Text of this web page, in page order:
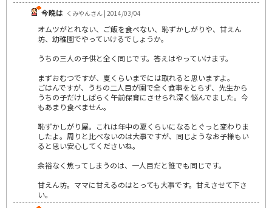
今晩は くみやんさん | 2014/03/04
オムツがとれない、ご飯を食べない、恥ずかしがりや、甘えん
坊、幼稚園でやっていけるでしょうか。
うちの三人の子供と全く同じです。答えはやっていけます。
まずおむつですが、夏くらいまでには取れると思いますよ。
ごはんですが、うちの二人目が園で全く食事をとらず、先生から
うちの子だけしばらく午前保育にさせられ深く悩んでました。今
もあまり食べません。
恥ずかしがり屋。これは年中の夏くらいになるとぐっと変わりま
したよ。周りと比べないのは大事ですが、同じようなお子様もい
ると思い安心してくださいね。
余裕なく焦ってしまうのは、一人目だと誰でも同じです。
甘えん坊。ママに甘えるのはとっても大事です。甘えさせて下さ
い。